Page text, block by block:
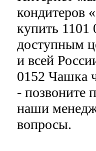
кондитеров
купить 1101
доступным
и всей
0152 Чашка
- позвоните
наши
вопросы.